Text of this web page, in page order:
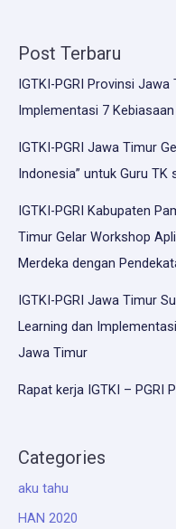
kita
adalah
kesedihan
semua
Post Terbaru
IGTKI-PGRI Provinsi
Implementasi 7
IGTKI-PGRI Jawa Timur
Indonesia” untuk Guru TK
IGTKI-PGRI Kabupaten
Timur Gelar Workshop
Merdeka dengan
IGTKI-PGRI Jawa Timur
Learning dan
Jawa Timur
Rapat kerja IGTKI – PGRI
Categories
aku tahu
HAN 2020